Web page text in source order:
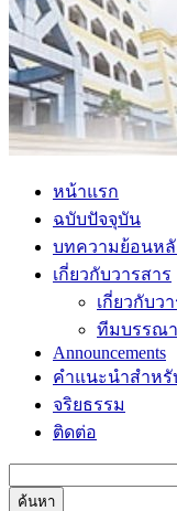
หน้าแรก
ฉบับปัจจุบัน
บทความย้อนหลั
เกี่ยวกับวารสาร
เกี่ยวกับว
ทีมบรรณ
Announcements
คำแนะนำสำหรั
จริยธรรม
ติดต่อ
ค้นหา